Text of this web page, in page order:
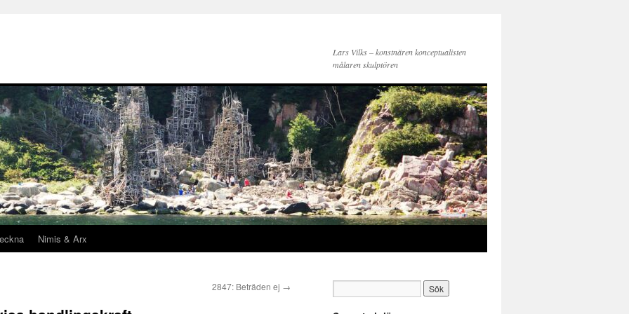
Lars Vilks – konstnären konceptualisten
målaren skulptören
Nimis & Arx
2847: Beträden ej →